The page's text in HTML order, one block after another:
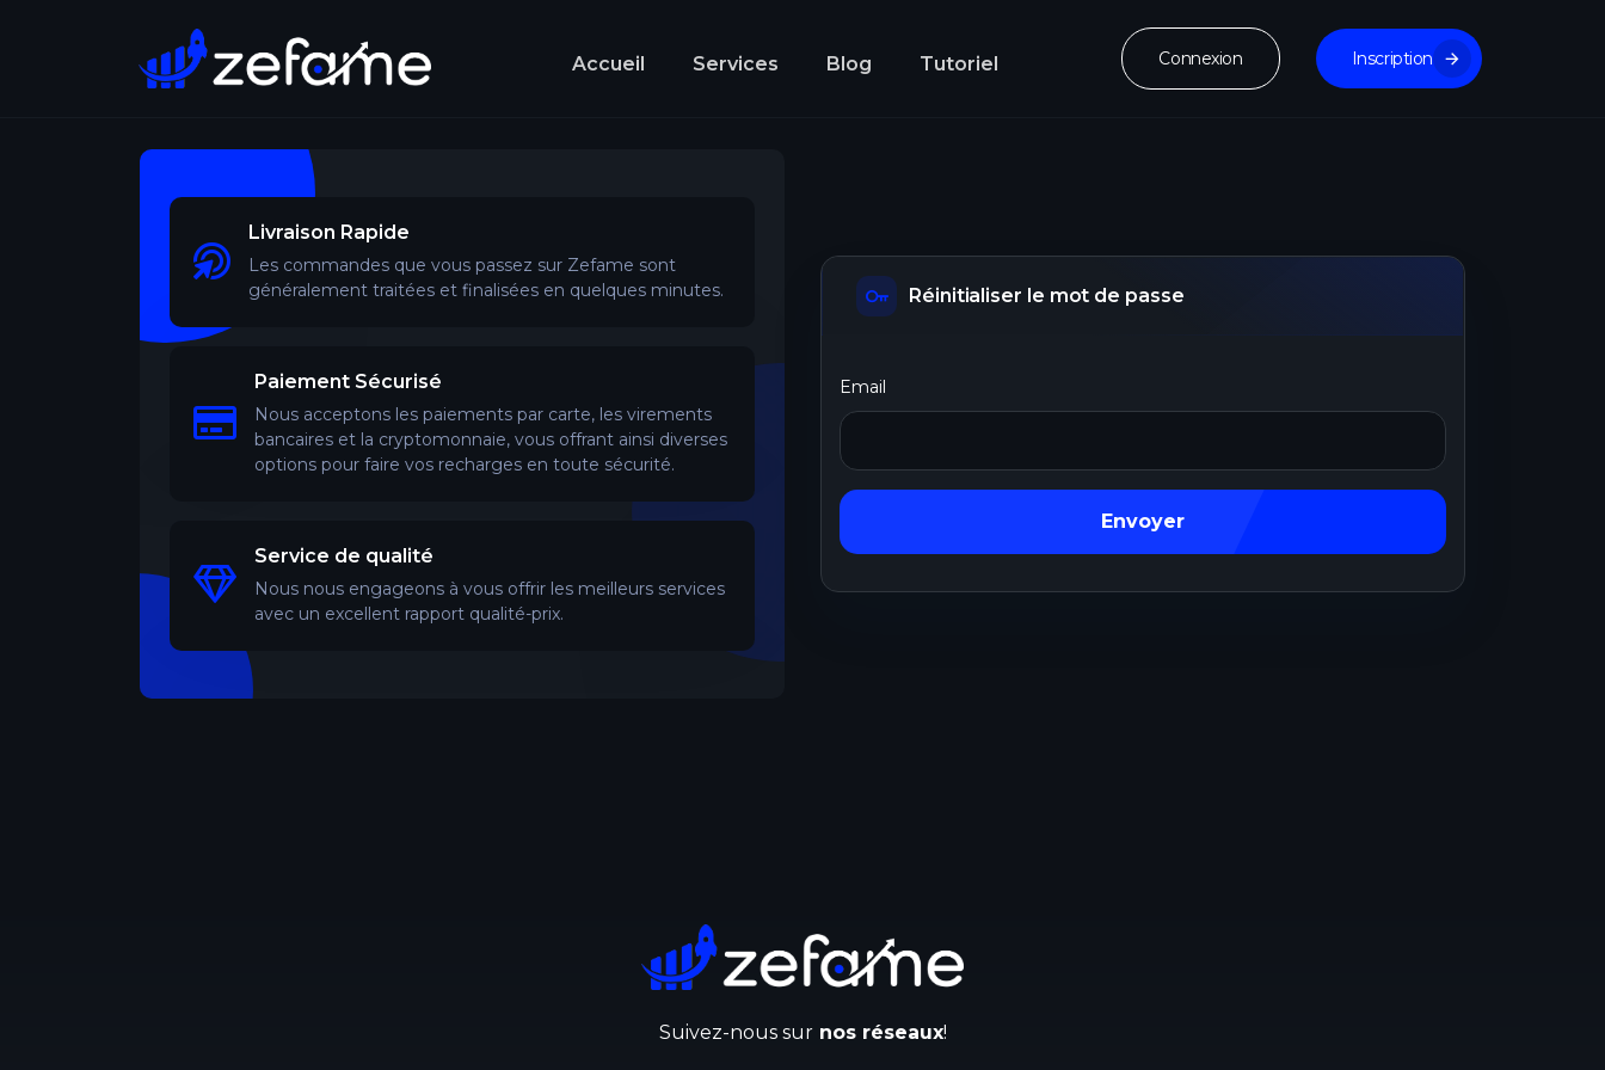
Accueil Services Blog Tutoriel Connexion Inscription
Livraison Rapide
Les commandes que vous passez sur Zefame sont
généralement traitées et finalisées en quelques minutes.
Paiement Sécurisé
Nous acceptons les paiements par carte, les virements
bancaires et la cryptomonnaie, vous offrant ainsi diverses
options pour faire vos recharges en toute sécurité.
Service de qualité
Nous nous engageons à vous offrir les meilleurs services
avec un excellent rapport qualité-prix.
Réinitialiser le mot de passe
Email
Envoyer
Suivez-nous surnos réseaux!